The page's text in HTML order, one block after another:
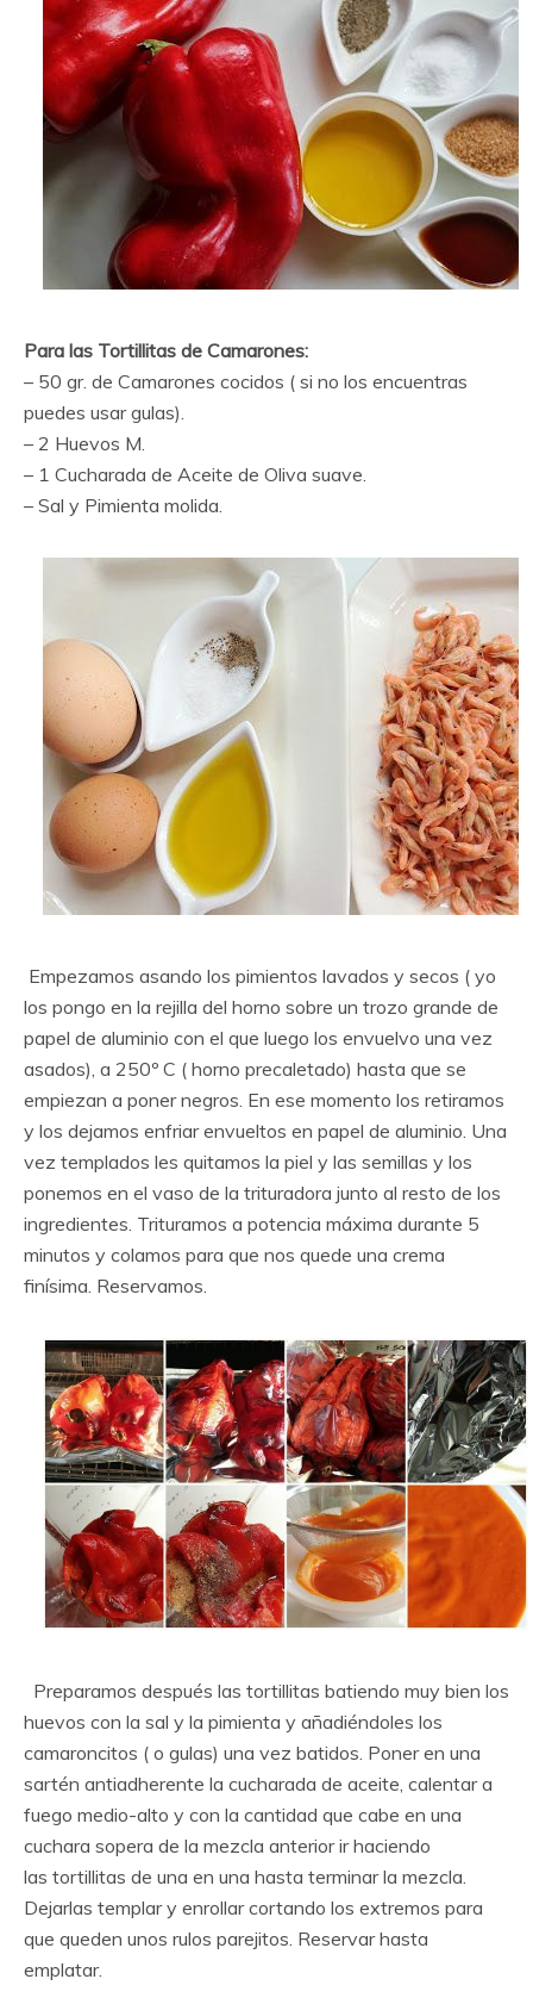
Para las Tortillitas de Camarones:
– 50 gr. de Camarones cocidos ( si no los encuentras
puedes usar gulas).
– 2 Huevos M.
– 1 Cucharada de Aceite de Oliva suave.
– Sal y Pimienta molida.
Empezamos asando los pimientos lavados y secos ( yo
los pongo en la rejilla del horno sobre un trozo grande de
papel de aluminio con el que luego los envuelvo una vez
asados), a 250º C ( horno precaletado) hasta que se
empiezan a poner negros. En ese momento los retiramos
y los dejamos enfriar envueltos en papel de aluminio. Una
vez templados les quitamos la piel y las semillas y los
ponemos en el vaso de la trituradora junto al resto de los
ingredientes. Trituramos a potencia máxima durante 5
minutos y colamos para que nos quede una crema
finísima. Reservamos.
Preparamos después las tortillitas batiendo muy bien los
huevos con la sal y la pimienta y añadiéndoles los
camaroncitos ( o gulas) una vez batidos. Poner en una
sartén antiadherente la cucharada de aceite, calentar a
fuego medio-alto y con la cantidad que cabe en una
cuchara sopera de la mezcla anterior ir haciendo
las tortillitas de una en una hasta terminar la mezcla.
Dejarlas templar y enrollar cortando los extremos para
que queden unos rulos parejitos. Reservar hasta
emplatar.